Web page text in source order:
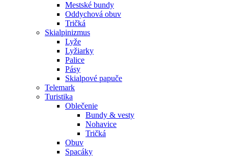
Mestské bundy
Oddychová obuv
Tričká
Skialpinizmus
Lyže
Lyžiarky
Palice
Pásy
Skialpové papuče
Telemark
Turistika
Oblečenie
Bundy & vesty
Nohavice
Tričká
Obuv
Spacáky